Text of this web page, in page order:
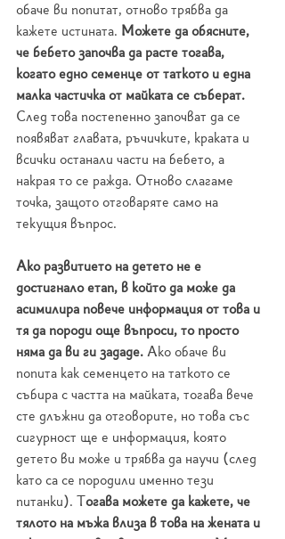
обаче ви попитат, отново трябва да
кажете истината. Можете да обясните,
че бебето започва да расте тогава,
когато едно семенце от таткото и една
малка частичка от майката се съберат.
След това постепенно започват да се
появяват главата, ръчичките, краката и
всички останали части на бебето, а
накрая то се ражда. Отново слагаме
точка, защото отговаряте само на
текущия въпрос.
Ако развитието на детето не е
достигнало етап, в който да може да
асимилира повече информация от това и
тя да породи още въпроси, то просто
няма да ви ги зададе. Ако обаче ви
попита как семенцето на таткото се
събира с частта на майката, тогава вече
сте длъжни да отговорите, но това със
сигурност ще е информация, която
детето ви може и трябва да научи (след
като са се породили именно тези
питанки). Тогава можете да кажете, че
тялото на мъжа влиза в това на жената и